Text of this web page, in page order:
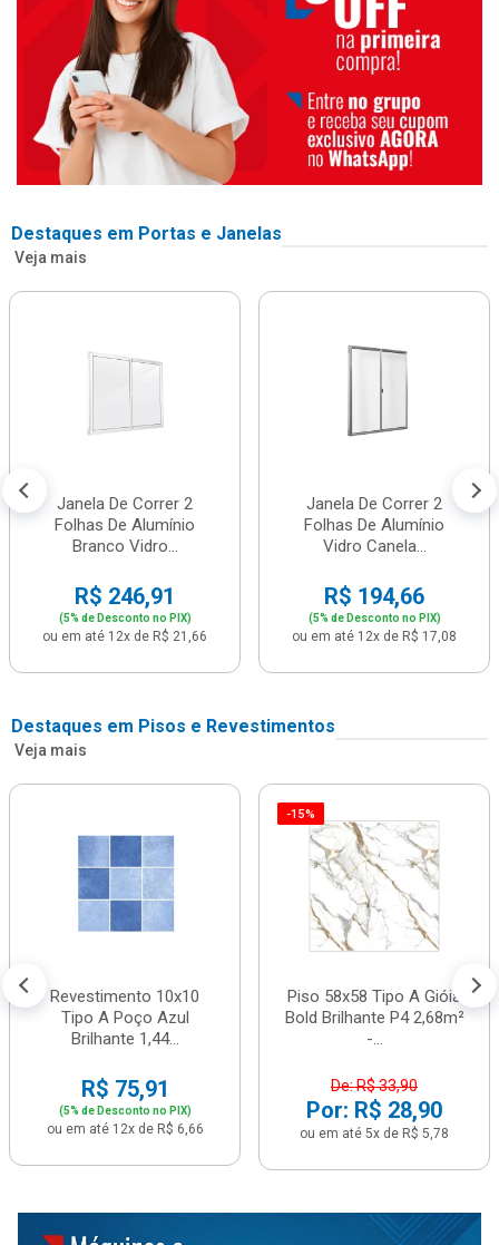
Destaques em Portas e Janelas
Veja mais
Janela De Correr 2
Folhas De Alumínio
Branco Vidro...
R$ 246,91
(5% de Desconto no PIX)
ou em até 12x de R$ 21,66
Janela De Correr 2
Folhas De Alumínio
Vidro Canela...
R$ 194,66
(5% de Desconto no PIX)
ou em até 12x de R$ 17,08
Destaques em Pisos e Revestimentos
Veja mais
Revestimento 10x10
Tipo A Poço Azul
Brilhante 1,44...
R$ 75,91
(5% de Desconto no PIX)
ou em até 12x de R$ 6,66
-15%
Piso 58x58 Tipo A Gióia
Bold Brilhante P4 2,68m²
-...
De: R$ 33,90
Por: R$ 28,90
ou em até 5x de R$ 5,78